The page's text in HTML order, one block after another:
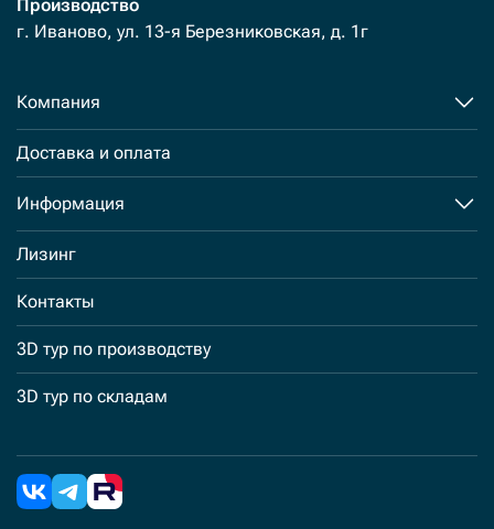
Производство
г. Иваново, ул. 13-я Березниковская, д. 1г
Компания
Доставка и оплата
Информация
Лизинг
Контакты
3D тур по производству
3D тур по складам